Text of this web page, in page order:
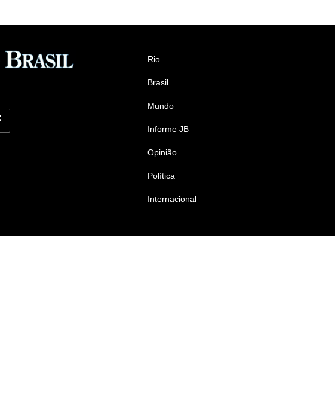
Rio
Brasil
Mundo
Informe JB
Opinião
Política
Internacional